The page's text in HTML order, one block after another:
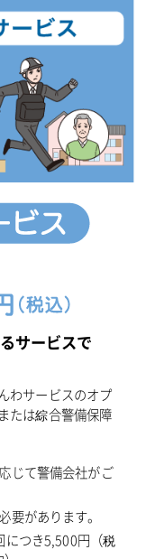
サービスで
わサービスのオプ
たは綜合警備保障
じて警備会社がご
要があります。
につき5,500円（税